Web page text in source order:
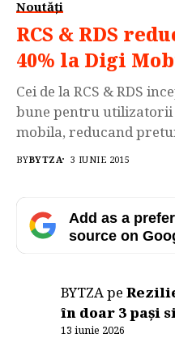
Noutăți
RCS & RDS
40% la Digi
Cei de la RCS & RDS
bune pentru utilizatorii
mobila, reducand
abonamentele Optim
contractate alte
tarife se vor aplica si
companiei, […]
BYBYTZA 3 IUNIE 2015
Add as a
source on
BYTZApe
în doar 3 pași
13 iunie 2026